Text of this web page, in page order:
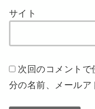
サイト
次回のコメントで
分の名前、メールア